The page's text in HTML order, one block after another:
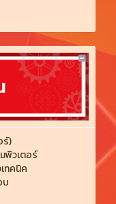
ร์)
พิวเตอร์
ทคนิค
บ